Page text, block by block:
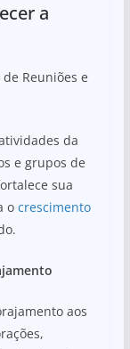
a
Reuniões e
da
e grupos de
sua
o crescimento
aos